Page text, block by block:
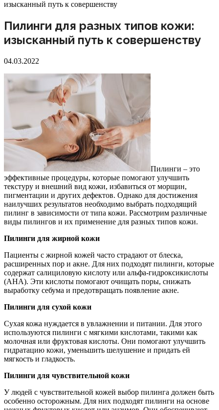
изысканный путь к совершенству
Пилинги для разных типов кожи:
изысканный путь к совершенству
04.03.2022
Пилинги – это
эффективные процедуры, которые помогают улучшить
текстуру и внешний вид кожи, избавиться от морщин,
пигментации и других дефектов. Однако для достижения
наилучших результатов необходимо выбрать подходящий
пилинг в зависимости от типа кожи. Рассмотрим различные
виды пилингов и их применение для разных типов кожи.
Пилинги для жирной кожи
Пациенты с жирной кожей часто страдают от блеска,
расширенных пор и акне. Для них подходят пилинги, которые
содержат салициловую кислоту или альфа-гидроксикислоты
(AHA). Эти кислоты помогают очищать поры, снижать
выработку себума и предотвращать появление акне.
Пилинги для сухой кожи
Сухая кожа нуждается в увлажнении и питании. Для этого
используются пилинги с мягкими кислотами, такими как
молочная или фруктовая кислоты. Они помогают улучшить
гидратацию кожи, уменьшить шелушение и придать ей
мягкость и гладкость.
Пилинги для чувствительной кожи
У людей с чувствительной кожей выбор пилинга должен быть
особенно осторожным. Для них подходят пилинги на основе